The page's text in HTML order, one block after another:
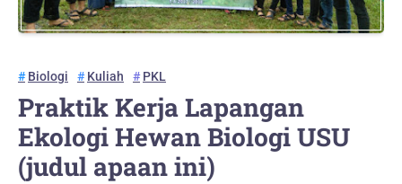
Biologi Kuliah PKL
Praktik Kerja Lapangan
Ekologi Hewan Biologi USU
(judul apaan ini)